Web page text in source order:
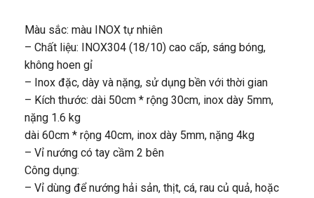
Màu sắc: màu INOX tự nhiên
– Chất liệu: INOX304 (18/10) cao cấp, sáng bóng,
không hoen gỉ
– Inox đặc, dày và nặng, sử dụng bền với thời gian
– Kích thước: dài 50cm * rộng 30cm, inox dày 5mm,
nặng 1.6 kg
dài 60cm * rộng 40cm, inox dày 5mm, nặng 4kg
– Vỉ nướng có tay cầm 2 bên
Công dụng:
– Vỉ dùng để nướng hải sản, thịt, cá, rau củ quả, hoặc